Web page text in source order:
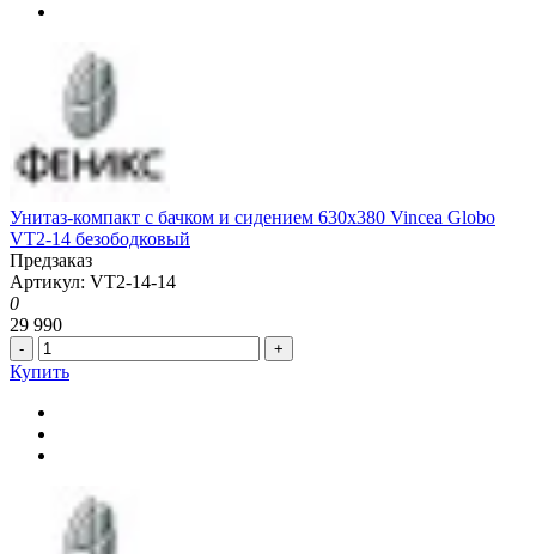
Унитаз-компакт с бачком и сидением 630x380 Vincea Globo
VT2-14 безободковый
Предзаказ
Артикул: VT2-14-14
0
29 990
- +
Купить